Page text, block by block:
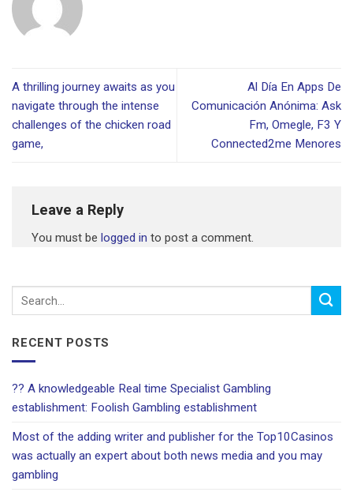
A thrilling journey awaits as you
navigate through the intense
challenges of the chicken road
game,
Al Día En Apps De
Comunicación Anónima: Ask
Fm, Omegle, F3 Y
Connected2me Menores
Leave a Reply
You must be logged in to post a comment.
RECENT POSTS
?? A knowledgeable Real time Specialist Gambling
establishment: Foolish Gambling establishment
Most of the adding writer and publisher for the Top10Casinos
was actually an expert about both news media and you may
gambling